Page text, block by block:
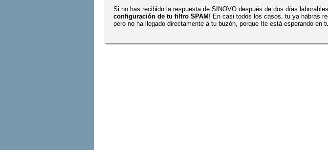
Si no has recibido la respuesta de SINOVO después de dos días laborables
configuración de tu filtro SPAM! En casi todos los casos, tu ya habrás
pero no ha llegado directamente a tu buzón, porque !te está esperando en